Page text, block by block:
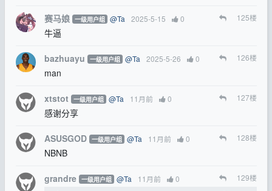
赛马娘 一级用户组 @Ta 2025-5-15 0 125楼
牛逼
bazhuayu 一级用户组 @Ta 2025-5-26 0 126楼
man
xtstot 一级用户组 @Ta 11月前 0 127楼
感谢分享
ASUSGOD 一级用户组 @Ta 11月前 0 128楼
NBNB
grandre 一级用户组 @Ta 11月前 0 129楼